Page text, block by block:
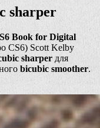
sharper
Book for Digital
CS6) Scott Kelby
sharper для
bicubic smoother.